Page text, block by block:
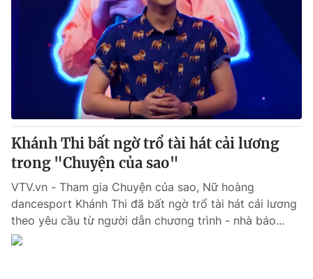
Theo dõi báo trên
Cơ quan chủ quản:Đài Truyền hình Việt Nam
Cơ quan báo chí:
Thời báo VTV
Giấy phép hoạt động báo in và báo điện tử số 483/GP-BTTTT
cấp ngày 29/12/2023
Tổng Biên tập:Vũ Thanh Thủy
Phó Tổng Biên tập:Nguyễn Thị Mỹ Hạnh, Phạm Quốc Thắng,
Tổng đài VTV:024.38 355 931 - 024.38 355 932
Ðiện thoại Thời báo VTV:024.66 897 897
Email:
Khánh Thi bất ngờ trổ tài hát cải lương
trong "Chuyện của sao"
VTV.vn - Tham gia Chuyện của sao, Nữ hoàng
dancesport Khánh Thi đã bất ngờ trổ tài hát cải lương
theo yêu cầu từ người dẫn chương trình - nhà báo...